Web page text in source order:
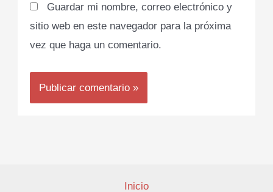
Guardar mi nombre, correo electrónico y
sitio web en este navegador para la próxima
vez que haga un comentario.
Inicio